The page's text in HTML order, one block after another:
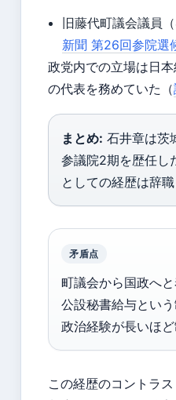
旧藤代町議会議員
新聞 第26回参院選
政党内での立場は日
の代表を務めていた（
まとめ: 石井章は茨
参議院2期を歴任し
としての経歴は辞
矛盾点
町議会から国政へ
公設秘書給与とい
政治経験が長いほ
この経歴のコントラス